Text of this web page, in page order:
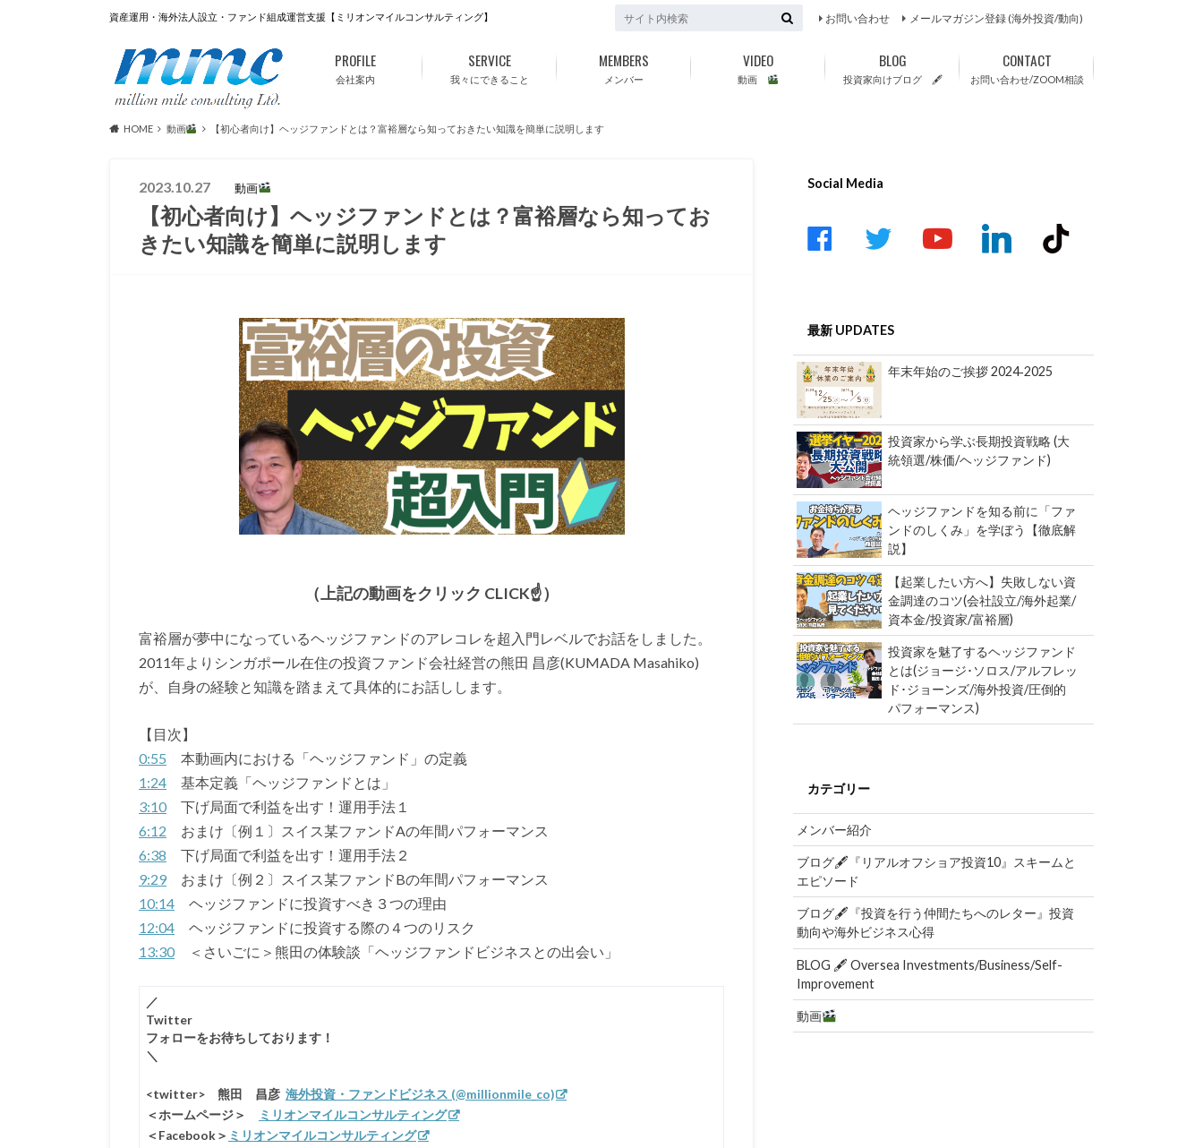
資産運用・海外法人設立・ファンド組成運営支援【ミリオンマイルコンサルティング】 お問い合わせ メールマガジン登録 (海外投資/動向)
会社案内
PROFILE
我々にできること
SERVICE
メンバー
MEMBERS
動画
VIDEO
投資家向けブログ 🖋
BLOG
お問い合わせ/ZOOM相談
CONTACT
HOME 動画 【初心者向け】ヘッジファンドとは？富裕層なら知っておきたい知識を簡単に説明します
2023.10.27 動画
【初心者向け】ヘッジファンドとは？富裕層なら知ってお
きたい知識を簡単に説明します
（上記の動画をクリック CLICK☝）
富裕層が夢中になっているヘッジファンドのアレコレを超入門レベルでお話をしました。
2011年よりシンガポール在住の投資ファンド会社経営の熊田 昌彦(KUMADA Masahiko)
が、自身の経験と知識を踏まえて具体的にお話しします。
【目次】
0:55 本動画内における「ヘッジファンド」の定義
1:24 基本定義「ヘッジファンドとは」
3:10 下げ局面で利益を出す！運用手法１
6:12 おまけ〔例１〕スイス某ファンドAの年間パフォーマンス
6:38 下げ局面で利益を出す！運用手法２
9:29 おまけ〔例２〕スイス某ファンドBの年間パフォーマンス
10:14 ヘッジファンドに投資すべき３つの理由
12:04 ヘッジファンドに投資する際の４つのリスク
13:30 ＜さいごに＞熊田の体験談「ヘッジファンドビジネスとの出会い」
／
Twitter
フォローをお待ちしております！
＼
<twitter> 熊田 昌彦 海外投資・ファンドビジネス (@millionmile_co)
＜ホームページ＞
ミリオンマイルコンサルティング
＜Facebook＞ ミリオンマイルコンサルティング
Social Media
play
linkedin tiktok
最新 UPDATES
年末年始のご挨拶 2024‐2025
投資家から学ぶ長期投資戦略 (大
統領選/株価/ヘッジファンド)
ヘッジファンドを知る前に「ファ
ンドのしくみ」を学ぼう【徹底解
説】
【起業したい方へ】失敗しない資
金調達のコツ(会社設立/海外起業/
資本金/投資家/富裕層)
投資家を魅了するヘッジファンド
とは(ジョージ･ソロス/アルフレッ
ド･ジョーンズ/海外投資/圧倒的
パフォーマンス)
カテゴリー
メンバー紹介
ブログ🖋『リアルオフショア投資10』スキームと
エピソード
ブログ🖋『投資を行う仲間たちへのレター』投資
動向や海外ビジネス心得
BLOG 🖋 Oversea Investments/Business/Self-
Improvement
動画